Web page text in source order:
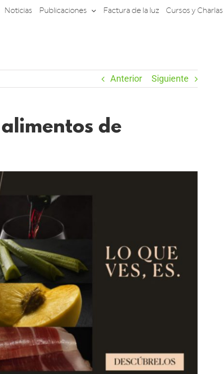
Noticias Publicaciones Factura de la luz Cursos y Charlas
Anterior Siguiente
de